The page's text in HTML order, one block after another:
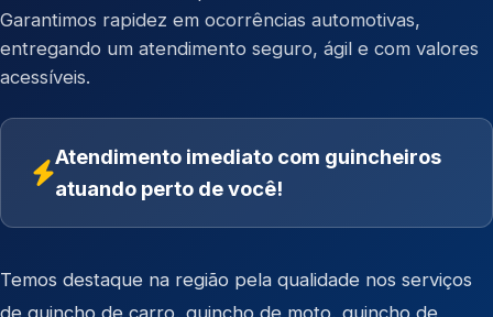
Garantimos rapidez em ocorrências automotivas,
entregando um atendimento seguro, ágil e com valores
acessíveis.
Atendimento imediato com guincheiros
atuando perto de você!
Temos destaque na região pela qualidade nos serviços
de guincho de carro, guincho de moto, guincho de